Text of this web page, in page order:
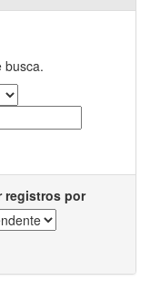
busca.
registros por